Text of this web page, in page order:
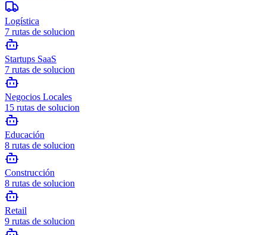
Logística
7 rutas de solucion
Startups SaaS
7 rutas de solucion
Negocios Locales
15 rutas de solucion
Educación
8 rutas de solucion
Construcción
8 rutas de solucion
Retail
9 rutas de solucion